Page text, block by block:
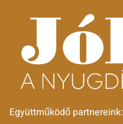
Együttműködő partnereink: